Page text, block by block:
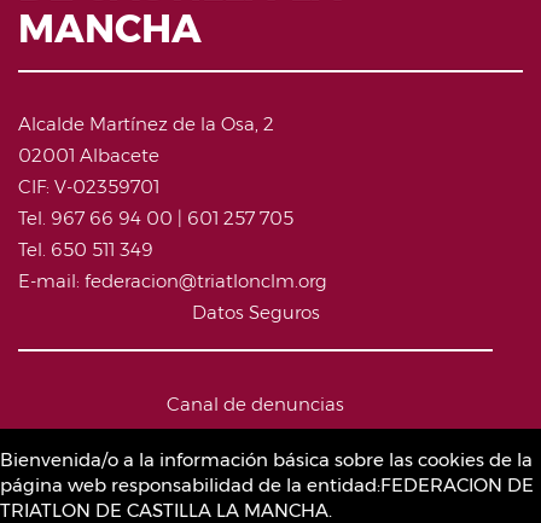
Bienvenida/o a la información básica sobre las cookies de la
página web responsabilidad de la entidad:FEDERACION DE
TRIATLON DE CASTILLA LA MANCHA.
MANCHA
Alcalde Martínez de la Osa, 2
02001 Albacete
CIF: V-02359701
Tel. 967 66 94 00 | 601 257 705
Tel. 650 511 349
E-mail: federacion@triatlonclm.org
Datos Seguros
Canal de denuncias
Política de Cookies